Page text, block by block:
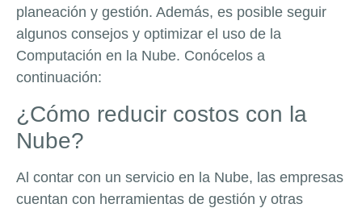
planeación y gestión. Además, es posible seguir
algunos consejos y optimizar el uso de la
Computación en la Nube. Conócelos a
continuación:
¿Cómo reducir costos con la
Nube?
Al contar con un servicio en la Nube, las empresas
cuentan con herramientas de gestión y otras